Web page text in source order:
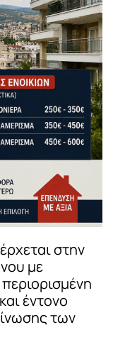
στην
με
έντονο
των